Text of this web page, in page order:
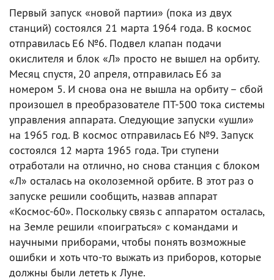
Первый запуск «новой партии» (пока из двух
станций) состоялся 21 марта 1964 года. В космос
отправилась Е6 №6. Подвел клапан подачи
окислителя и блок «Л» просто не вышел на орбиту.
Месяц спустя, 20 апреля, отправилась Е6 за
номером 5. И снова она не вышла на орбиту – сбой
произошел в преобразователе ПТ-500 тока системы
управления аппарата. Следующие запуски «ушли»
на 1965 год. В космос отправилась Е6 №9. Запуск
состоялся 12 марта 1965 года. Три ступени
отработали на отлично, но снова станция с блоком
«Л» осталась на околоземной орбите. В этот раз о
запуске решили сообщить, назвав аппарат
«Космос-60». Поскольку связь с аппаратом осталась,
на Земле решили «поиграться» с командами и
научными приборами, чтобы понять возможные
ошибки и хоть что-то выжать из приборов, которые
должны были лететь к Луне.